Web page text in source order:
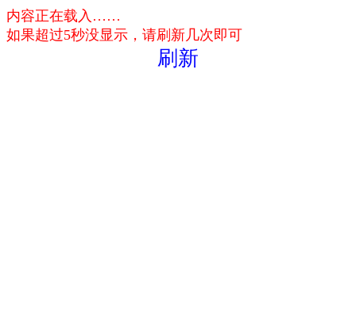
内容正在载入……
如果超过5秒没显示，请刷新几次即可
刷新